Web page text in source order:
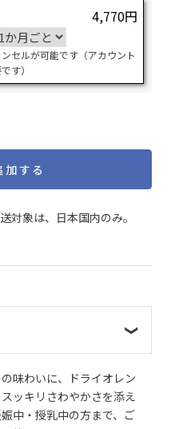
4,770円
セルが可能です（アカウント
す）
する
対象は、日本国内のみ。
味わいに、ドライオレン
ッキリさわやかさを添え
中・授乳中の方まで、ご